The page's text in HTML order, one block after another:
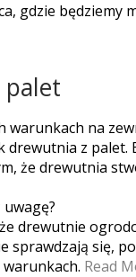
gdzie będziemy
warunkach na
drewutnia z
że drewutnia
drewutnie
sprawdzają się,
Read